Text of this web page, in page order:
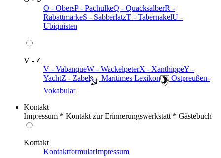
O - ObersP - PachulkeQ - QuacksalberR -
RabattmarkeS - SabberlatzT - TabernakelU -
Ubiquisten
V - Z
V - VabanqueW - WackelpeterX - XanthippeY -
YachtZ - Zabel ️ Maritimes Lexikon
️ Ostpreußen-
Vokabular
Kontakt
Impressum * Kontakt zur Erinnerungswerkstatt * Gästebuch
Kontakt
KontaktformularImpressum